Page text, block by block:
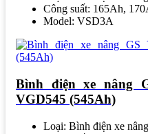
Công suất: 165Ah,
Model: VSD3A
Bình điện xe nâng
VGD545 (545Ah)
Loại: Bình điện xe nâng